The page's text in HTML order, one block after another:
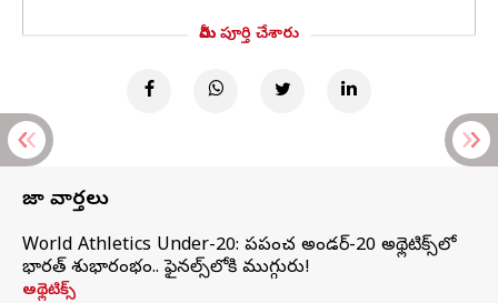
మీరు పూర్తి చేశారు
తాజా వార్తలు
World Athletics Under-20: ప్రపంచ అండర్-20 అథ్లెటిక్స్‌లో
భారత్‌ శుభారంభం.. ఫైనల్స్‌లోకి ముగ్గురు!
అథ్లెటిక్స్